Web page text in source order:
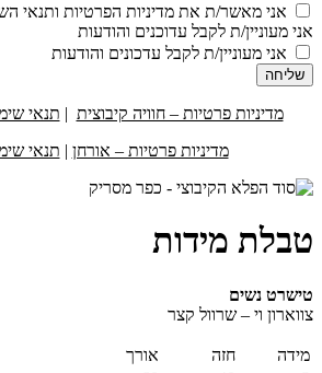
אני מאשר/ת את מדיניות הפרטיות ותנאי
אני מעוניין/ת לקבל עדוכנים והודעות
אני מעוניין/ת לקבל עדכונים והודעות
שליחה
מדיניות פרטיות – חוויה קיבוצית | תנאי
מדיניות פרטיות – אורחן | תנאי
טבלת מידות
טישרט נשים
צווארון וי – שרוול קצר
מידה חזה
אורך